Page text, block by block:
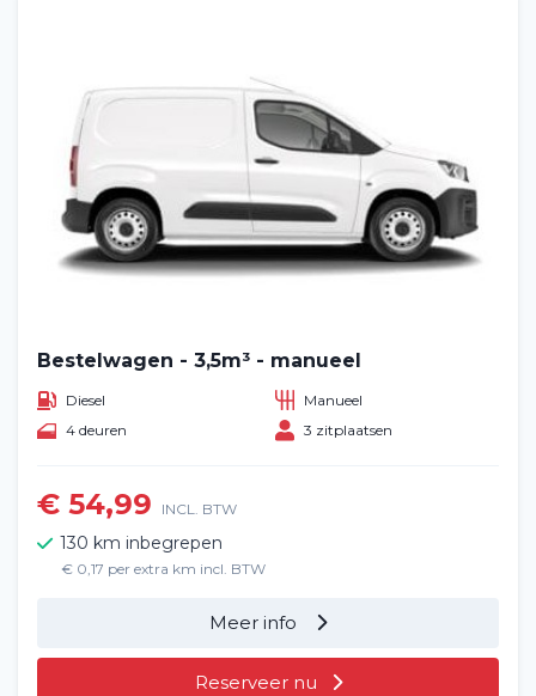
Bestelwagen - 3,5m³ - manueel
Diesel
Manueel
4 deuren
3 zitplaatsen
€ 54,99 INCL. BTW
130 km inbegrepen
€ 0,17 per extra km incl. BTW
Meer info
Reserveer nu